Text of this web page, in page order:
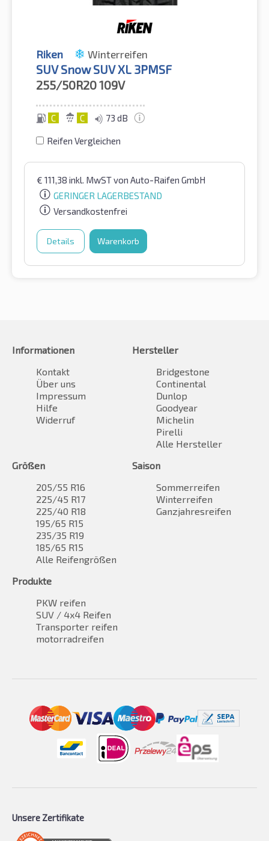
Riken Winterreifen
SUV Snow SUV XL 3PMSF
255/50R20109V
C C 73 dB
Reifen Vergleichen
€ 111,38 inkl. MwSTvon Auto-Raifen GmbH
GERINGER LAGERBESTAND
Versandkostenfrei
Details Warenkorb
Informationen
Kontakt
Über uns
Impressum
Hilfe
Widerruf
Hersteller
Bridgestone
Continental
Dunlop
Goodyear
Michelin
Pirelli
Alle Hersteller
Größen
205/55 R16
225/45 R17
225/40 R18
195/65 R15
235/35 R19
185/65 R15
Alle Reifengrößen
Saison
Sommerreifen
Winterreifen
Ganzjahresreifen
Produkte
PKW reifen
SUV / 4x4 Reifen
Transporter reifen
motorradreifen
Unsere Zertifikate